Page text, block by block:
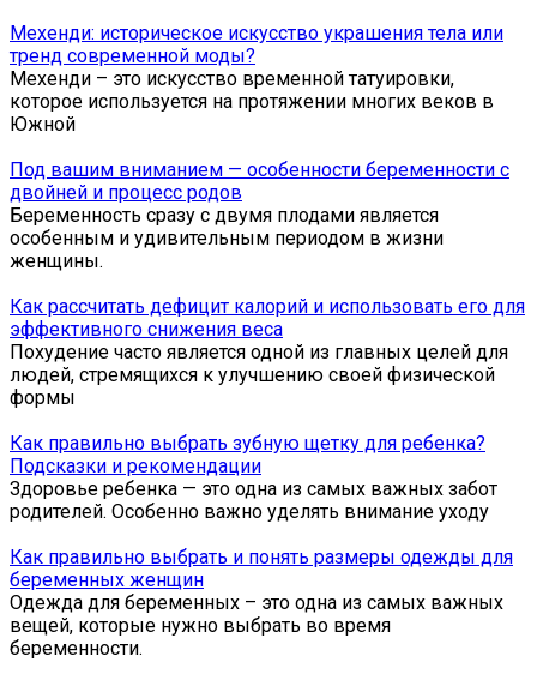
Мехенди: историческое искусство украшения тела или
тренд современной моды?
Мехенди – это искусство временной татуировки,
которое используется на протяжении многих веков в
Южной
Под вашим вниманием — особенности беременности с
двойней и процесс родов
Беременность сразу с двумя плодами является
особенным и удивительным периодом в жизни
женщины.
Как рассчитать дефицит калорий и использовать его для
эффективного снижения веса
Похудение часто является одной из главных целей для
людей, стремящихся к улучшению своей физической
формы
Как правильно выбрать зубную щетку для ребенка?
Подсказки и рекомендации
Здоровье ребенка — это одна из самых важных забот
родителей. Особенно важно уделять внимание уходу
Как правильно выбрать и понять размеры одежды для
беременных женщин
Одежда для беременных – это одна из самых важных
вещей, которые нужно выбрать во время
беременности.